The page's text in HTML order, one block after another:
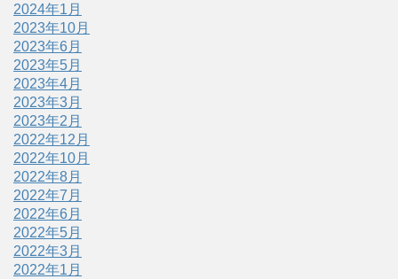
2024年1月
2023年10月
2023年6月
2023年5月
2023年4月
2023年3月
2023年2月
2022年12月
2022年10月
2022年8月
2022年7月
2022年6月
2022年5月
2022年3月
2022年1月